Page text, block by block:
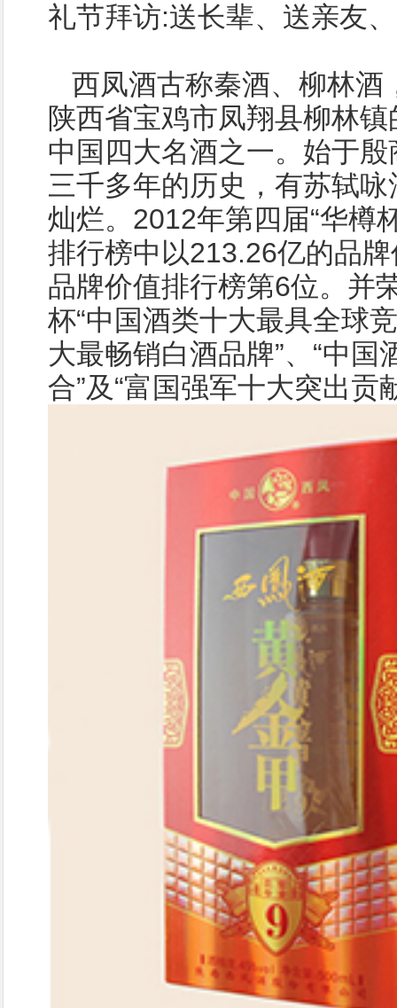
礼节拜访:送长辈、送亲友
西凤酒古称秦酒、柳林酒
陕西省宝鸡市凤翔县柳林
中国四大名酒之一。始于
三千多年的历史，有苏轼
灿烂。2012年第四届“华樽
排行榜中以213.26亿的品
品牌价值排行榜第6位。并
杯“中国酒类十大最具全球
大最畅销白酒品牌”、“中国
合”及“富国强军十大突出贡